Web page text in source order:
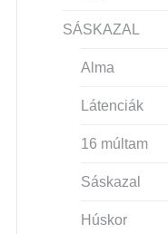
SÁSKAZAL
Alma
Látenciák
16 múltam
Sáskazal
Húskor